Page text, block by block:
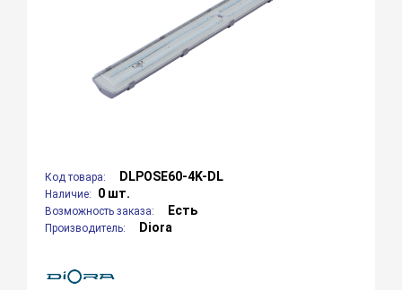
Код товара: DLPOSE60-4K-DL
Наличие: 0 шт.
Возможность заказа: Есть
Производитель: Diora